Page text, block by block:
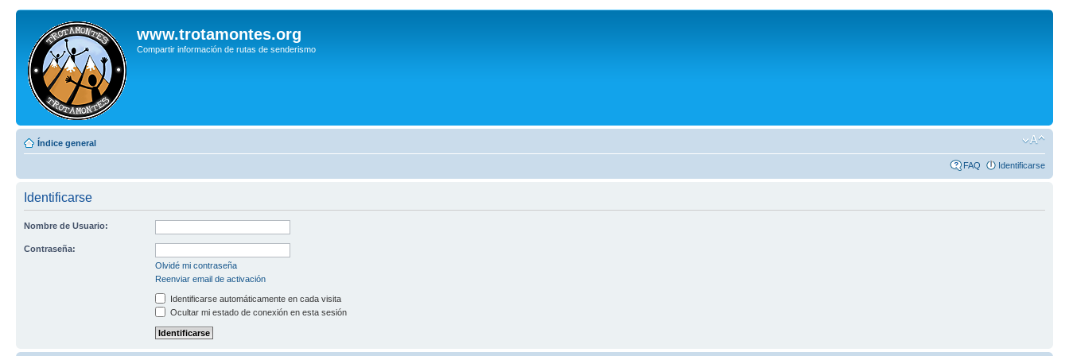
www.trotamontes.org
Compartir información de rutas de senderismo
Índice general
FAQ Identificarse
Identificarse
Nombre de Usuario:
Contraseña:
Olvidé mi contraseña
Reenviar email de activación
Identificarse automáticamente en cada visita
Ocultar mi estado de conexión en esta sesión